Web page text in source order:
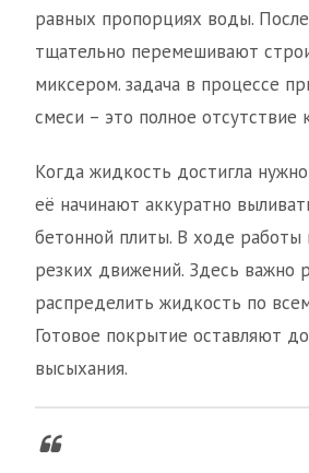
равных пропорциях воды. После
тщательно перемешивают
миксером. задача в процессе
смеси – это полное отсутствие
Когда жидкость достигла
её начинают аккуратно
бетонной плиты. В ходе работы
резких движений. Здесь важно
распределить жидкость по
Готовое покрытие оставляют
высыхания.